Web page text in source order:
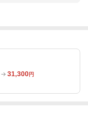
31,300円